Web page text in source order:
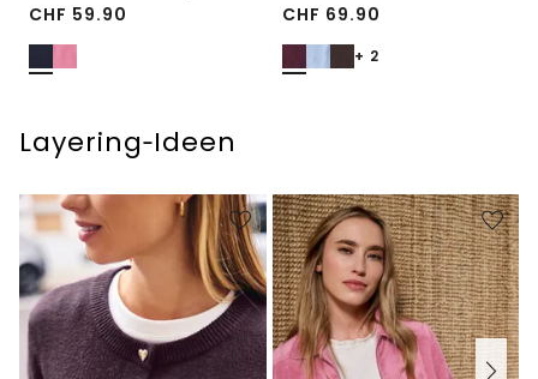
CHF 59.90
CHF 69.90
+ 2
Layering‑Ideen